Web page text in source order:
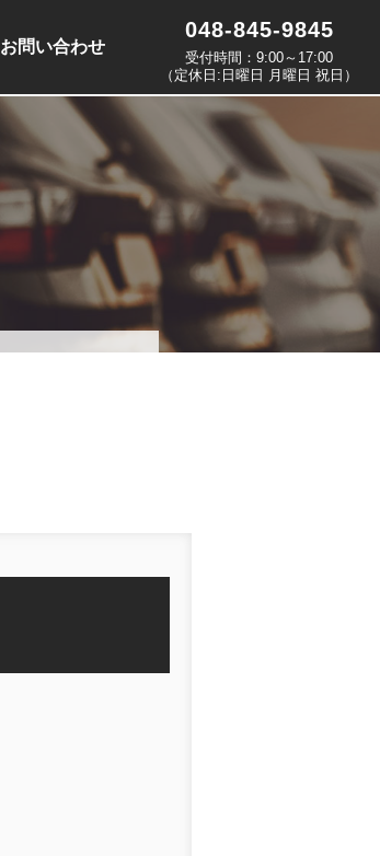
お問い合わせ
048-845-9845
受付時間：9:00～17:00
（定休日:日曜日 月曜日 祝日）